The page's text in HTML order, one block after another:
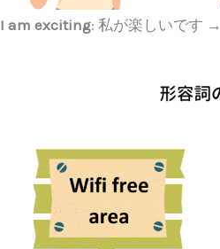
I am exciting: 私が楽しいです →